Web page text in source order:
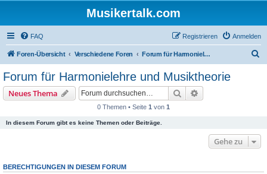
Musikertalk.com
FAQ Anmelden
Registrieren
Foren-Übersicht Verschiedene Foren Forum für Harmonielehre und Musiktheorie
Forum für Harmonielehre und Musiktheorie
Neues Thema Suche
0 Themen • Seite 1 von 1
In diesem Forum gibt es keine Themen oder Beiträge.
Gehe zu
BERECHTIGUNGEN IN DIESEM FORUM